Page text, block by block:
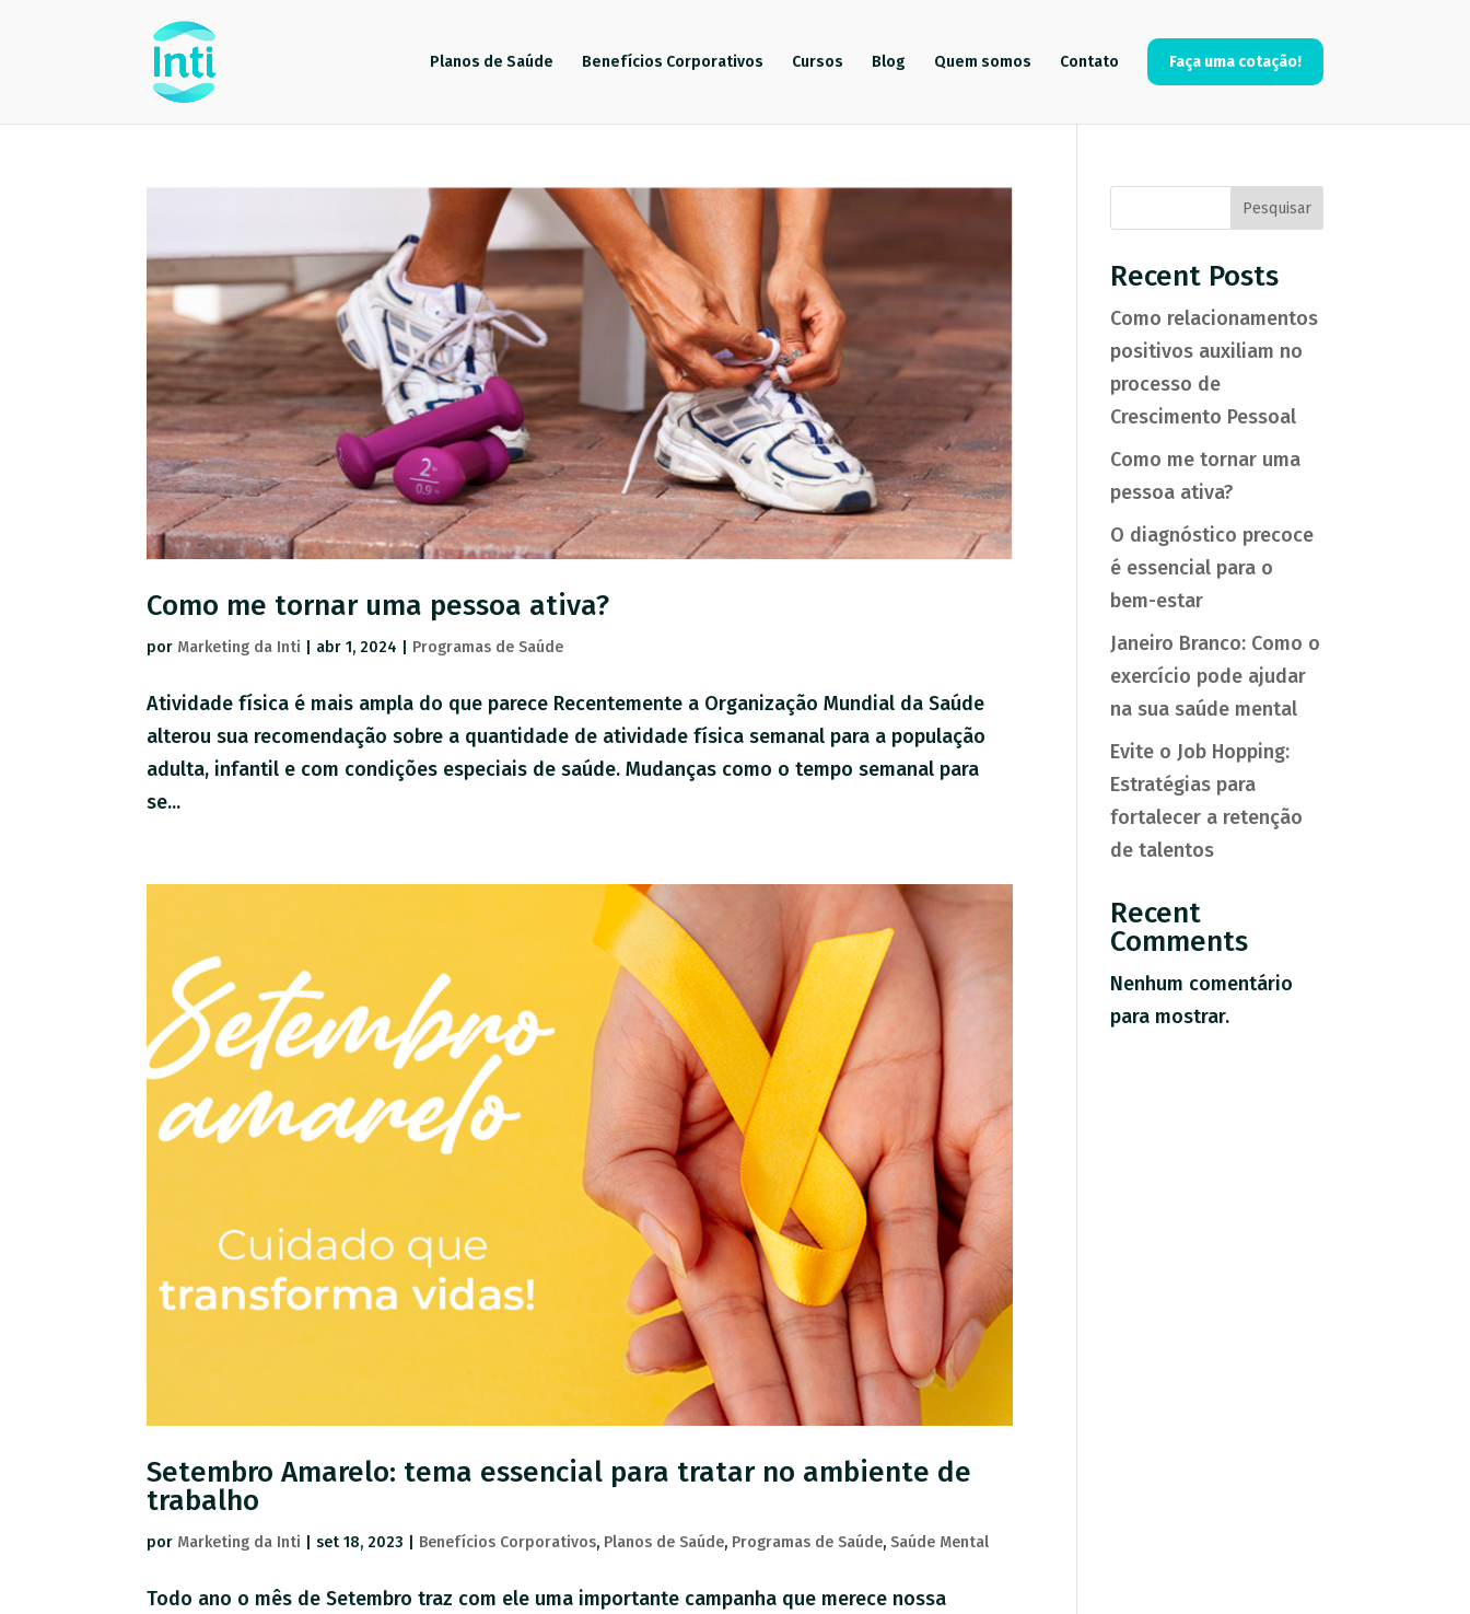
Planos de Saúde Benefícios Corporativos Cursos Blog Quem somos Contato Faça uma cotação!
Como me tornar uma pessoa ativa?
por Marketing da Inti abr 1, 2024 Programas de Saúde
Atividade física é mais ampla do que parece Recentemente a Organização Mundial da Saúde
alterou sua recomendação sobre a quantidade de atividade física semanal para a população
adulta, infantil e com condições especiais de saúde. Mudanças como o tempo semanal para
se...
Setembro Amarelo: tema essencial para tratar no ambiente de
trabalho
por Marketing da Inti |set 18, 2023 Benefícios Corporativos, Planos de Saúde, Programas de Saúde, Saúde Mental
Todo ano o mês de Setembro traz com ele uma importante campanha que merece nossa
Pesquisar
Recent Posts
Como relacionamentos
positivos auxiliam no
processo de
Crescimento Pessoal
Como me tornar uma
pessoa ativa?
O diagnóstico precoce
é essencial para o
bem-estar
Janeiro Branco: Como o
exercício pode ajudar
na sua saúde mental
Evite o Job Hopping:
Estratégias para
fortalecer a retenção
de talentos
Recent
Comments
Nenhum comentário
para mostrar.